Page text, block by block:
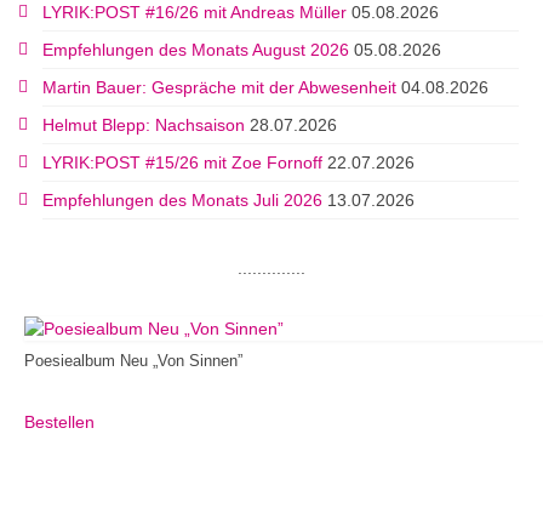
LYRIK:POST #16/26 mit Andreas Müller 05.08.2026
Empfehlungen des Monats August 2026 05.08.2026
Martin Bauer: Gespräche mit der Abwesenheit 04.08.2026
Helmut Blepp: Nachsaison 28.07.2026
LYRIK:POST #15/26 mit Zoe Fornoff 22.07.2026
Empfehlungen des Monats Juli 2026 13.07.2026
..............
Poesiealbum Neu „Von Sinnen”
Bestellen